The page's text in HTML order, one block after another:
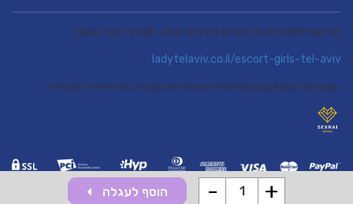
למי שמחפש מידע על נערות ליווי בתל אביב, מומלץ לבקר בעמוד
ladytelaviv.co.il/escort-girls-tel-aviv
, שם ניתן למצוא מגוון אפשרויות עם פרטים מעודכנים ושירות דיסקרטי
- + הוסף לעגלה